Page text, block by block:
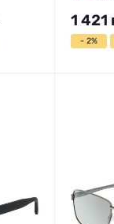
1 421
- 2%